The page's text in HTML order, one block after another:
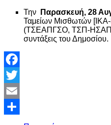
Την
Παρασκευή, 28
Ταμείων Μισθωτών
(ΤΣΕΑΠΓΣΟ, ΤΣΠ-ΗΣΑΠ),
συντάξεις του Δημοσίου.
Facebook
Twitter
Email
Share